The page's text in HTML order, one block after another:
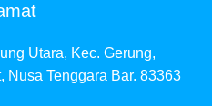
Utara, Kec. Gerung,
Nusa Tenggara Bar. 83363